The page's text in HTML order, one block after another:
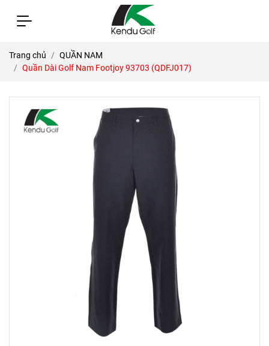
Trang chủ
QUẦN NAM
Quần Dài Golf Nam Footjoy 93703 (QDFJ017)